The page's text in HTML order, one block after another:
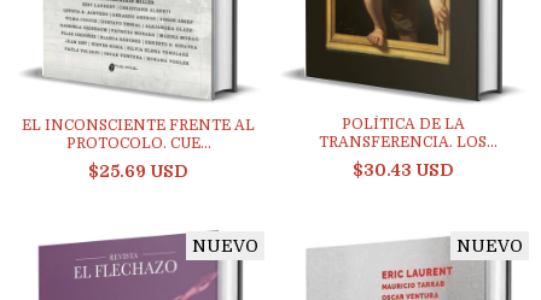
EL INCONSCIENTE FRENTE AL
PROTOCOLO. CUE...
$25.69 USD
POLÍTICA DE LA
TRANSFERENCIA. LOS
CUATRO...
$30.43 USD
NUEVO NUEVO